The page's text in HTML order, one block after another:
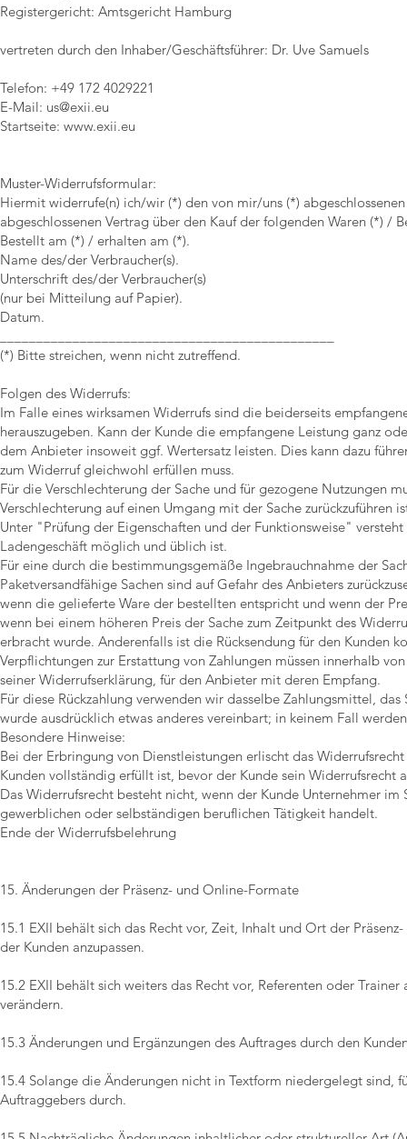
Registergericht: Amtsgericht Hamburg
vertreten durch den Inhaber/Geschäftsführer: Dr. Uve Samuels
Telefon: +49 172 4029221
E-Mail: us@exii.eu
Startseite: www.exii.eu
Muster-Widerrufsformular:
Hiermit widerrufe(n) ich/wir (*) den von mir/uns (*)
abgeschlossenen Vertrag über den Kauf der folgenden Waren (*) /
Bestellt am (*) / erhalten am (*).
Name des/der Verbraucher(s).
Unterschrift des/der Verbraucher(s)
(nur bei Mitteilung auf Papier).
Datum.
(*) Bitte streichen, wenn nicht zutreffend.
Folgen des Widerrufs:
Im Falle eines wirksamen Widerrufs sind die beiderseits
herauszugeben. Kann der Kunde die empfangene Leistung ganz
dem Anbieter insoweit ggf. Wertersatz leisten. Dies kann dazu
zum Widerruf gleichwohl erfüllen muss.
Für die Verschlechterung der Sache und für gezogene Nutzungen
Verschlechterung auf einen Umgang mit der Sache
Unter "Prüfung der Eigenschaften und der Funktionsweise"
Ladengeschäft möglich und üblich ist.
Für eine durch die bestimmungsgemäße Ingebrauchnahme der
Paketversandfähige Sachen sind auf Gefahr des Anbieters
wenn die gelieferte Ware der bestellten entspricht und wenn der
wenn bei einem höheren Preis der Sache zum Zeitpunkt des
erbracht wurde. Anderenfalls ist die Rücksendung für den Kunden
Verpflichtungen zur Erstattung von Zahlungen müssen innerhalb
seiner Widerrufserklärung, für den Anbieter mit deren Empfang.
Für diese Rückzahlung verwenden wir dasselbe Zahlungsmittel,
wurde ausdrücklich etwas anderes vereinbart; in keinem Fall
Besondere Hinweise:
Bei der Erbringung von Dienstleistungen erlischt das
Kunden vollständig erfüllt ist, bevor der Kunde sein Widerrufsrecht
Das Widerrufsrecht besteht nicht, wenn der Kunde Unternehmer
gewerblichen oder selbständigen beruflichen Tätigkeit handelt.
Ende der Widerrufsbelehrung
15. Änderungen der Präsenz- und Online-Formate
15.1 EXII behält sich das Recht vor, Zeit, Inhalt und Ort der
der Kunden anzupassen.
15.2 EXII behält sich weiters das Recht vor, Referenten oder
verändern.
15.3 Änderungen und Ergänzungen des Auftrages durch den
15.4 Solange die Änderungen nicht in Textform niedergelegt sind,
Auftraggebers durch.